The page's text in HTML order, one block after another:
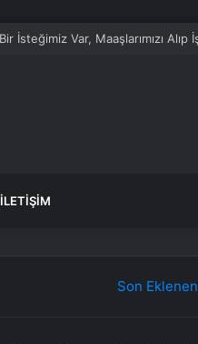
İLETIŞIM
Son Eklenen